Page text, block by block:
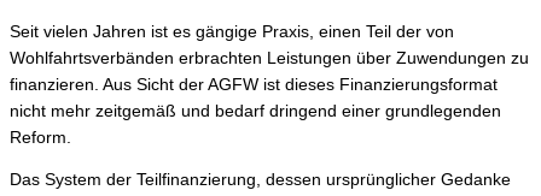
Seit vielen Jahren ist es gängige Praxis, einen Teil der von
Wohlfahrtsverbänden erbrachten Leistungen über Zuwendungen zu
finanzieren. Aus Sicht der AGFW ist dieses Finanzierungsformat
nicht mehr zeitgemäß und bedarf dringend einer grundlegenden
Reform.
Das System der Teilfinanzierung, dessen ursprünglicher Gedanke